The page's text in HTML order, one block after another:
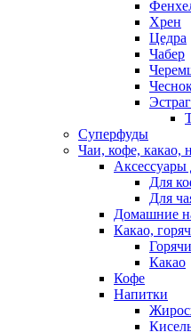
Хрен
Цедра
Чабер
Суперфуды
Чаи, кофе, какао,
Аксессуары
Для
Для
Домашние
Какао,
Какао
Кофе
Напитки